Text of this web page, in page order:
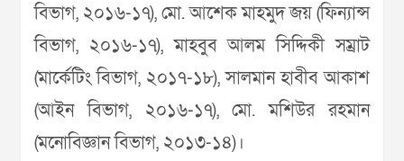
বিভাগ, ২০১৬-১৭), মো. আশেক মাহমুদ জয় (ফিন্যান্স
বিভাগ, ২০১৬-১৭), মাহবুব আলম সিদ্দিকী সম্রাট
(মার্কেটিং বিভাগ, ২০১৭-১৮), সালমান হাবীব আকাশ
(আইন বিভাগ, ২০১৬-১৭), মো. মশিউর রহমান
(মনোবিজ্ঞান বিভাগ, ২০১৩-১৪)।